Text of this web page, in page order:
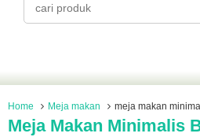
Home Meja makan meja makan
Meja Makan Minimalis